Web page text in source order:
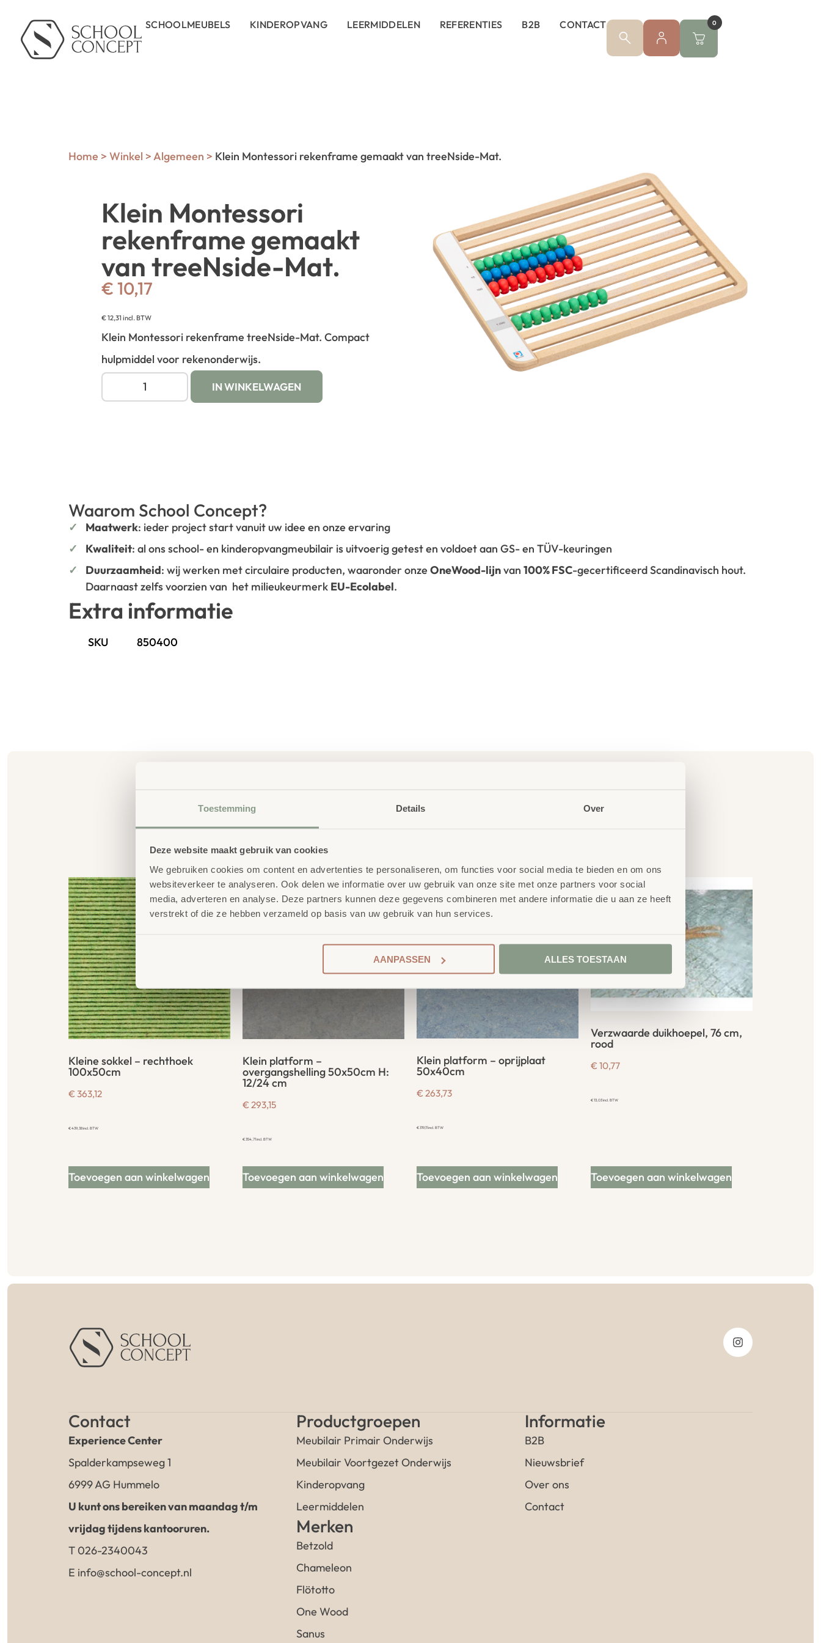
Toestemming Details Over
Deze website maakt gebruik van cookies
We gebruiken cookies om content en advertenties te personaliseren, om functies voor social media te bieden en om ons
websiteverkeer te analyseren. Ook delen we informatie over uw gebruik van onze site met onze partners voor social
media, adverteren en analyse. Deze partners kunnen deze gegevens combineren met andere informatie die u aan ze heeft
verstrekt of die ze hebben verzameld op basis van uw gebruik van hun services.
AANPASSEN ALLES TOESTAAN
SCHOOLMEUBELS KINDEROPVANG LEERMIDDELEN REFERENTIES B2B CONTACT 0
Home > Winkel >Algemeen > Klein Montessori rekenframe gemaakt van treeNside-Mat.
Klein Montessori
rekenframe gemaakt
van treeNside-Mat.
€ 10,17
€12,31 incl. BTW
Klein Montessori rekenframe treeNside-Mat. Compact
hulpmiddel voor rekenonderwijs.
IN WINKELWAGEN
Waarom School Concept?
Maatwerk: ieder project start vanuit uw idee en onze ervaring
Kwaliteit: al ons school- en kinderopvangmeubilair is uitvoerig getest en voldoet aan GS- en TÜV-keuringen
Duurzaamheid: wij werken met circulaire producten, waaronder onze OneWood-lijnvan 100% FSC-gecertificeerd Scandinavisch hout.
Daarnaast zelfs voorzien van het milieukeurmerk EU-Ecolabel.
Extra informatie
SKU 850400
Gerelateerde producten
Kleine sokkel – rechthoek
100x50cm
€ 363,12
€439,38incl. BTW
Toevoegen aan winkelwagen
Klein platform –
overgangshelling 50x50cm H:
12/24 cm
€ 293,15
€354,71incl. BTW
Toevoegen aan winkelwagen
Klein platform – oprijplaat
50x40cm
€ 263,73
€319,11incl. BTW
Toevoegen aan winkelwagen
Verzwaarde duikhoepel, 76 cm,
rood
€ 10,77
€13,03incl. BTW
Toevoegen aan winkelwagen
Contact
Experience Center
Spalderkampseweg 1
6999 AG Hummelo
U kunt ons bereiken van maandag t/m
vrijdag tijdens kantooruren.
T 026-2340043
E info@school-concept.nl
Productgroepen
Meubilair Primair Onderwijs
Meubilair Voortgezet Onderwijs
Kinderopvang
Leermiddelen
Merken
Betzold
Chameleon
Flötotto
One Wood
Sanus
Informatie
B2B
Nieuwsbrief
Over ons
Contact